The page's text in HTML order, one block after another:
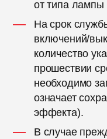
от типа лампы
На срок
включений/
количество
прошествии
необходимо
означает
эффекта).
В случае